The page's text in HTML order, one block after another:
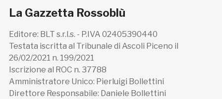
La Gazzetta Rossoblù
Editore: BLT s.r.l.s. - P.IVA 02405390440
Testata iscritta al Tribunale di Ascoli Piceno il
26/02/2021 n. 199/2021
Iscrizione al ROC n. 37788
Amministratore Unico: Pierluigi Bollettini
Direttore Responsabile: Daniele Bollettini